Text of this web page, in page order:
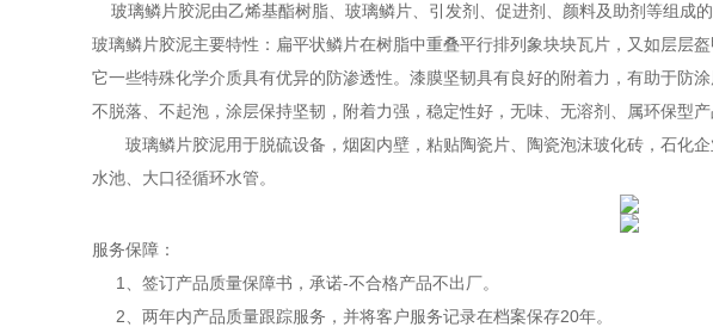
玻璃鳞片胶泥由乙烯基酯树脂、玻璃鳞片、引发剂、促进剂、颜料及助剂等组成的
玻璃鳞片胶泥主要特性：扁平状鳞片在树脂中重叠平行排列象块块瓦片，又如层层
它一些特殊化学介质具有优异的防渗透性。漆膜坚韧具有良好的附着力，有助于防
不脱落、不起泡，涂层保持坚韧，附着力强，稳定性好，无味、无溶剂、属环保型产
玻璃鳞片胶泥用于脱硫设备，烟囱内壁，粘贴陶瓷片、陶瓷泡沫玻化砖，石化
水池、大口径循环水管。
服务保障：
1、签订产品质量保障书，承诺-不合格产品不出厂。
2、两年内产品质量跟踪服务，并将客户服务记录在档案保存20年。